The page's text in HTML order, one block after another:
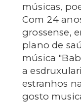
músicas,
Com 24
grossense,
plano de
música
a
estranhos
gosto